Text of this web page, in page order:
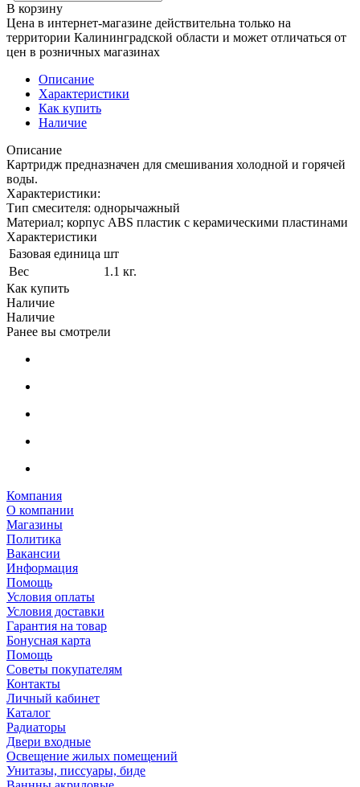
В корзину
Цена в интернет-магазине действительна только на
территории Калининградской области и может отличаться от
цен в розничных магазинах
Описание
Характеристики
Как купить
Наличие
Описание
Картридж предназначен для смешивания холодной и горячей
воды.
Характеристики:
Тип смесителя: однорычажный
Материал; корпус ABS пластик с керамическими пластинами
Характеристики
Базовая единица шт
Вес
1.1 кг.
Как купить
Наличие
Наличие
Ранее вы смотрели
Компания
О компании
Магазины
Политика
Вакансии
Информация
Помощь
Условия оплаты
Условия доставки
Гарантия на товар
Бонусная карта
Помощь
Советы покупателям
Контакты
Личный кабинет
Каталог
Радиаторы
Двери входные
Освещение жилых помещений
Унитазы, писсуары, биде